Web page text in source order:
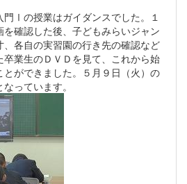
門Ⅰの授業はガイダンスでした。１
確認した後、子どもみらいジャン
各自の実習園の行き先の確認など
業生のＤＶＤを見て、これから始
とができました。５月９日（火）の
っています。